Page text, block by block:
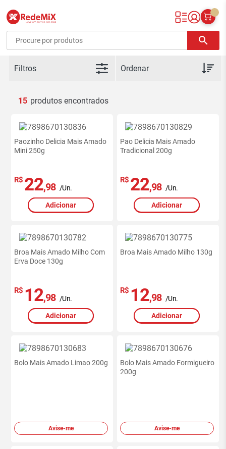
Redemix – Supermercado Online
search
Filtros
15
Paozinho Delicia Mais Amado
Mini 250g
R$ 22,98 /Un.
Adicionar
Pao Delicia Mais Amado
Tradicional 200g
R$ 22,98 /Un.
Adicionar
Broa Mais Amado Milho Com
Erva Doce 130g
R$ 12,98 /Un.
Adicionar
Broa Mais Amado Milho 130g
R$ 12,98 /Un.
Adicionar
Bolo Mais Amado Limao 200g
Avise-me
Bolo Mais Amado Formigueiro
200g
Avise-me